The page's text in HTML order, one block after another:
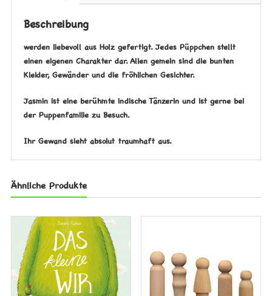
Beschreibung
werden liebevoll aus Holz gefertigt. Jedes Püppchen stellt
einen eigenen Charakter dar. Allen gemein sind die bunten
Kleider, Gewänder und die fröhlichen Gesichter.
Jasmin ist eine berühmte indische Tänzerin und ist gerne bei
der Puppenfamilie zu Besuch.
Ihr Gewand sieht absolut traumhaft aus.
Ähnliche Produkte